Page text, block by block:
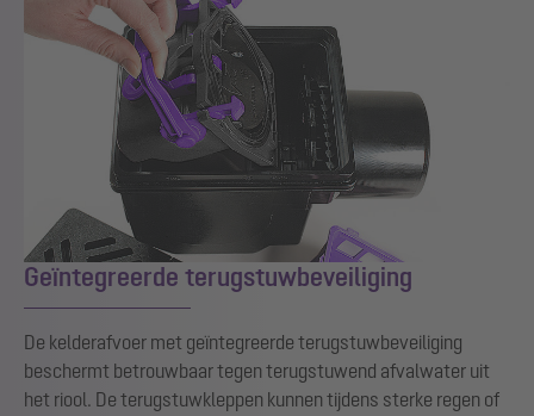
Geïntegreerde terugstuwbeveiliging
De kelderafvoer met geïntegreerde terugstuwbeveiliging
beschermt betrouwbaar tegen terugstuwend afvalwater uit
het riool. De terugstuwkleppen kunnen tijdens sterke regen of